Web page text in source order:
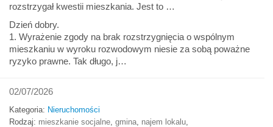
rozstrzygał kwestii mieszkania. Jest to …
Dzień dobry.
1. Wyrażenie zgody na brak rozstrzygnięcia o wspólnym
mieszkaniu w wyroku rozwodowym niesie za sobą poważne
ryzyko prawne. Tak długo, j…
02/07/2026
Kategoria: Nieruchomości
Rodzaj: mieszkanie socjalne gmina najem lokalu